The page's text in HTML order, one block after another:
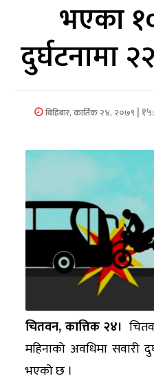
वाणिज्य
विज्ञान
विचार/
ब्लग
अन्य
क्लिक
खबर
भएका
दुर्घटनामा
बिहिबार, कार्तिक २४, २०७९ |
चितवन, कात्तिक २४।
महिनाको अवधिमा सवारी
भएको छ ।